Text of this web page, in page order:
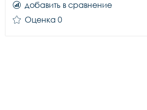
добавить в сравнение
Оценка 0